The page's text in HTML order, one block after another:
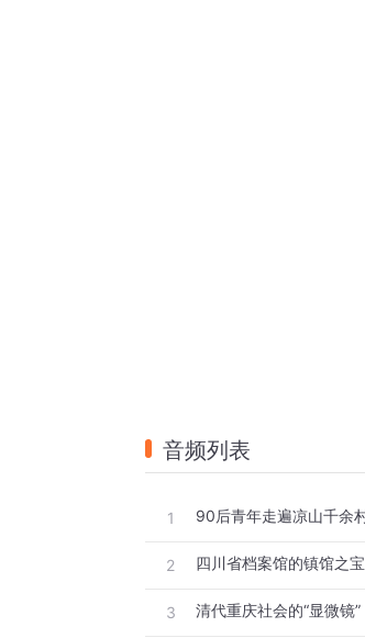
音频列表
1
2 四川省档案馆的镇馆之
3 清代重庆社会的“显微